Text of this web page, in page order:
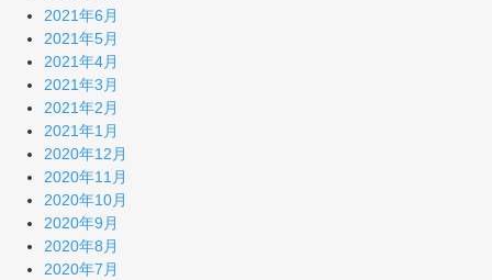
2021年6月
2021年5月
2021年4月
2021年3月
2021年2月
2021年1月
2020年12月
2020年11月
2020年10月
2020年9月
2020年8月
2020年7月